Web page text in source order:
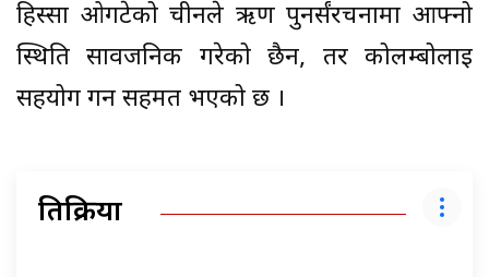
हिस्सा ओगटेको चीनले ऋण पुनर्संरचनामा आफ्नो
स्थिति सार्वजनिक गरेको छैन, तर कोलम्बोलाई
सहयोग गर्न सहमत भएको छ ।
प्रतिक्रिया